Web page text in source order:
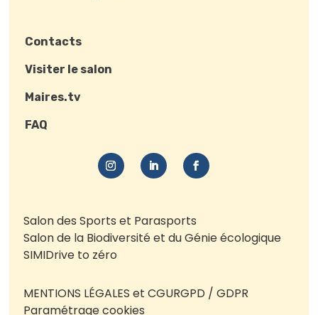
Contacts
Visiter le salon
Maires.tv
FAQ
Salon des Sports et Parasports
Salon de la Biodiversité et du Génie écologique
SIMIDrive to zéro
MENTIONS LÉGALES et CGURGPD / GDPR
Paramétrage cookies